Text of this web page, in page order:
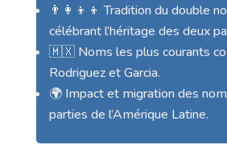
👨‍👩‍👦‍👦 Tradition du double
célébrant l’héritage des deux
🇲🇽 Noms les plus courants
Rodriguez et Garcia.
🌍 Impact et migration des
parties de l’Amérique Latine.